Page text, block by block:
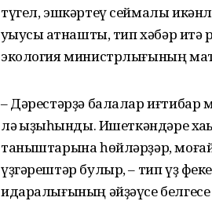
түгел, эшкәртеү сеймалы
уҡыусы ҡатнашты, тип хәбәр
экология министрлығының
– Дәрестәрҙә балалар иғтибар
лә ҡыҙыҡһынды. Ишеткәндәре
таныштарына һөйләрҙәр,
үҙгәрештәр булыр, – тип үҙ
идаралығының әйҙәүсе белгесе